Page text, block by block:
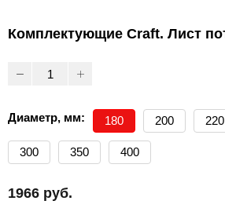
Комплектующие Craft. Лист
Диаметр, мм: 180 200 220
300 350 400
1966 руб.